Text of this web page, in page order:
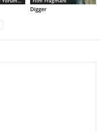
Digger